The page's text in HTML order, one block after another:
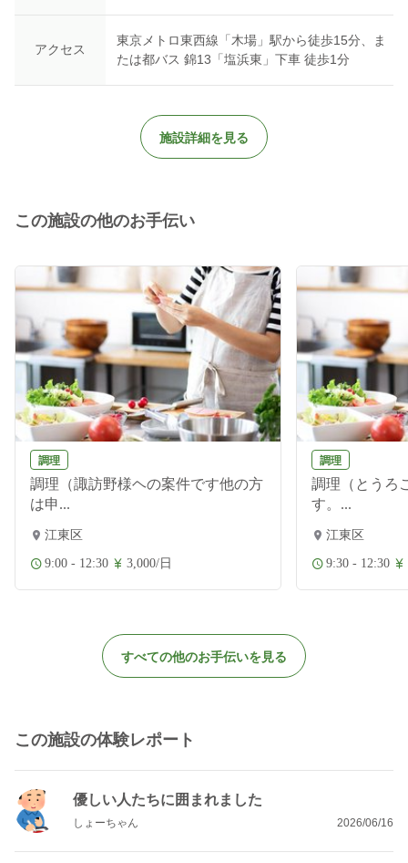
アクセス
東京メトロ東西線「木場」駅から徒歩15分、ま
たは都バス 錦13「塩浜東」下車 徒歩1分
施設詳細を見る
この施設の他のお手伝い
調理
調理（諏訪野様ヘの案件です他の方
は申...
江東区
9:00 - 12:30 3,000/日
調理
調理（とうろ
す。...
江東区
9:30 - 12:30
すべての他のお手伝いを見る
この施設の体験レポート
優しい人たちに囲まれました
しょーちゃん 2026/06/16